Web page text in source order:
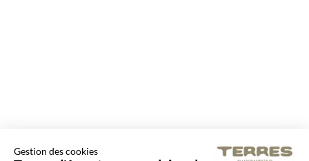
Gestion des cookies